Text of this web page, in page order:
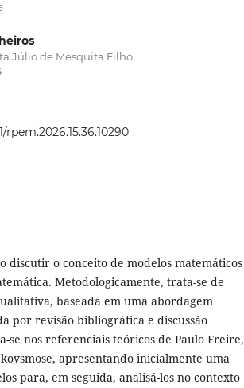
Júlio de Mesquita Filho
discutir o conceito de modelos matemáticos
Metodologicamente, trata-se de
baseada em uma abordagem
por revisão bibliográfica e discussão
se nos referenciais teóricos de Paulo Freire,
apresentando inicialmente uma
para, em seguida, analisá-los no contexto